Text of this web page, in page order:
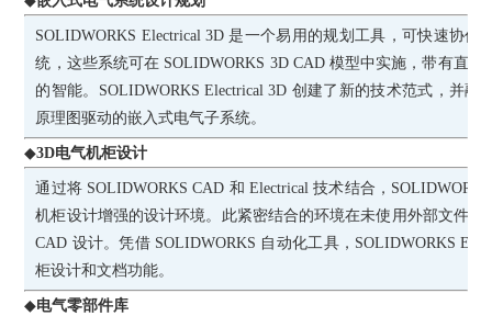
SOLIDWORKS Electrical 3D 是一个易用的规划工具，可快速协
统，这些系统可在 SOLIDWORKS 3D CAD 模型中实施，带有直
的智能。SOLIDWORKS Electrical 3D 创建了新的技术范式，并
原理图驱动的嵌入式电气子系统。
◆3D电气机柜设计
通过将 SOLIDWORKS CAD 和 Electrical 技术结合，
机柜设计增强的设计环境。此紧密结合的环境在未使用外部文件
CAD 设计。凭借 SOLIDWORKS 自动化工具，SOLIDWORKS
柜设计和文档功能。
◆电气零部件库